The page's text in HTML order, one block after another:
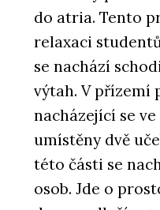
do atria. Tento
relaxaci
se nachází
výtah. V přízemí
nacházející se
umístěny dvě
této části se
osob. Jde o